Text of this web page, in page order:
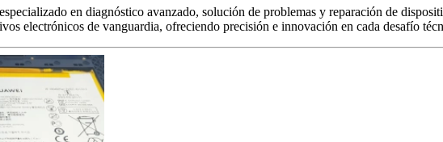
en diagnóstico avanzado, solución de problemas y reparación de
electrónicos de vanguardia, ofreciendo precisión e innovación en cada desafío